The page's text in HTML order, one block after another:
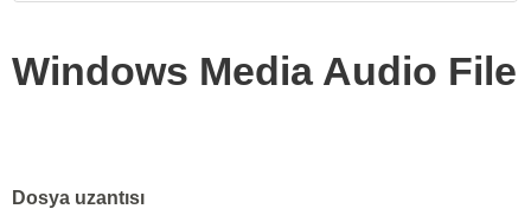
Windows Media Audio File
Dosya uzantısı